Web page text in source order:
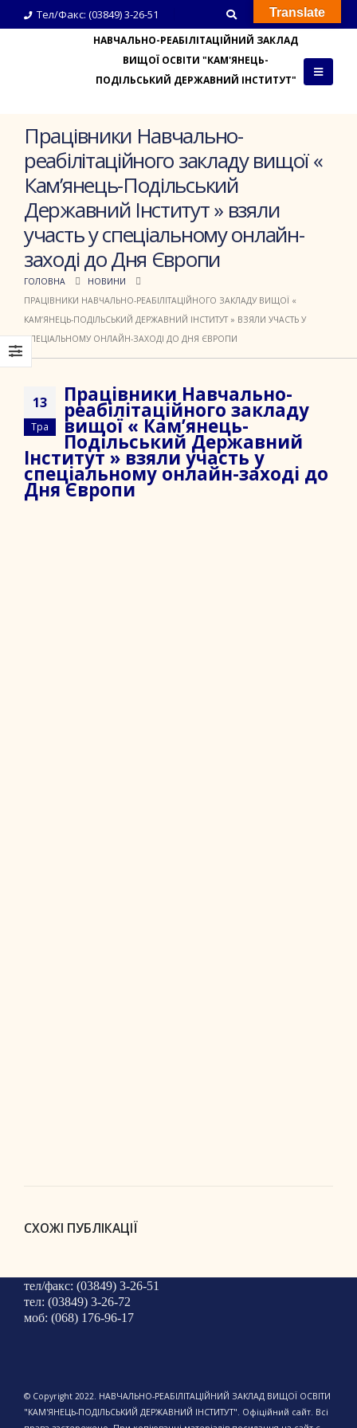
Тел/Факс: (03849) 3-26-51
НАВЧАЛЬНО-РЕАБІЛІТАЦІЙНИЙ ЗАКЛАД
ВИЩОЇ ОСВІТИ "КАМ'ЯНЕЦЬ-
ПОДІЛЬСЬКИЙ ДЕРЖАВНИЙ ІНСТИТУТ"
Працівники Навчально-
реабілітаційного закладу вищої «
Кам’янець-Подільський
Державний Інститут » взяли
участь у спеціальному онлайн-
заході до Дня Європи
ГОЛОВНА
НОВИНИ
ПРАЦІВНИКИ НАВЧАЛЬНО-РЕАБІЛІТАЦІЙНОГО ЗАКЛАДУ ВИЩОЇ «
КАМ’ЯНЕЦЬ-ПОДІЛЬСЬКИЙ ДЕРЖАВНИЙ ІНСТИТУТ » ВЗЯЛИ УЧАСТЬ У
СПЕЦІАЛЬНОМУ ОНЛАЙН-ЗАХОДІ ДО ДНЯ ЄВРОПИ
13
Тра
Працівники Навчально-
реабілітаційного закладу
вищої « Кам’янець-
Подільський Державний
Інститут » взяли участь у
спеціальному онлайн-заході до
Дня Європи
СХОЖІ ПУБЛІКАЦІЇ
тел/факс: (03849) 3-26-51
тел: (03849) 3-26-72
моб: (068) 176-96-17
© Copyright 2022. НАВЧАЛЬНО-РЕАБІЛІТАЦІЙНИЙ ЗАКЛАД ВИЩОЇ ОСВІТИ
"КАМ'ЯНЕЦЬ-ПОДІЛЬСЬКИЙ ДЕРЖАВНИЙ ІНСТИТУТ". Офіційний сайт. Всі
Translate